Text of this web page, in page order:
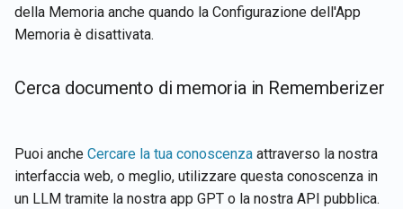
della Memoria anche quando la Configurazione dell'App
Memoria è disattivata.
Cerca documento di memoria in Rememberizer
Puoi anche Cercare la tua conoscenza attraverso la nostra
interfaccia web, o meglio, utilizzare questa conoscenza in
un LLM tramite la nostra app GPT o la nostra API pubblica.